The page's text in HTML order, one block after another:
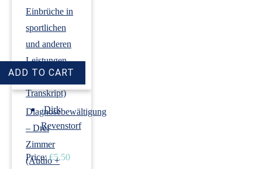
Einbrüche in
sportlichen
und anderen
Leistungen
(Audio +
Transkript)
›Dirk
Revenstorf
Price: €5.50
Diagnosebewältigung
– Drei
Zimmer
(Audio +